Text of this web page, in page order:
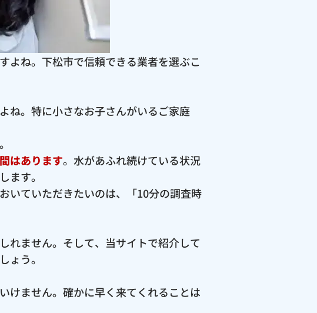
よね。下松市で信頼できる業者を選ぶこ
ね。特に小さなお子さんがいるご家庭
はあります。水があふれ続けている状況
ます。
いていただきたいのは、「10分の調査時
れません。そして、当サイトで紹介して
ょう。
けません。確かに早く来てくれることは